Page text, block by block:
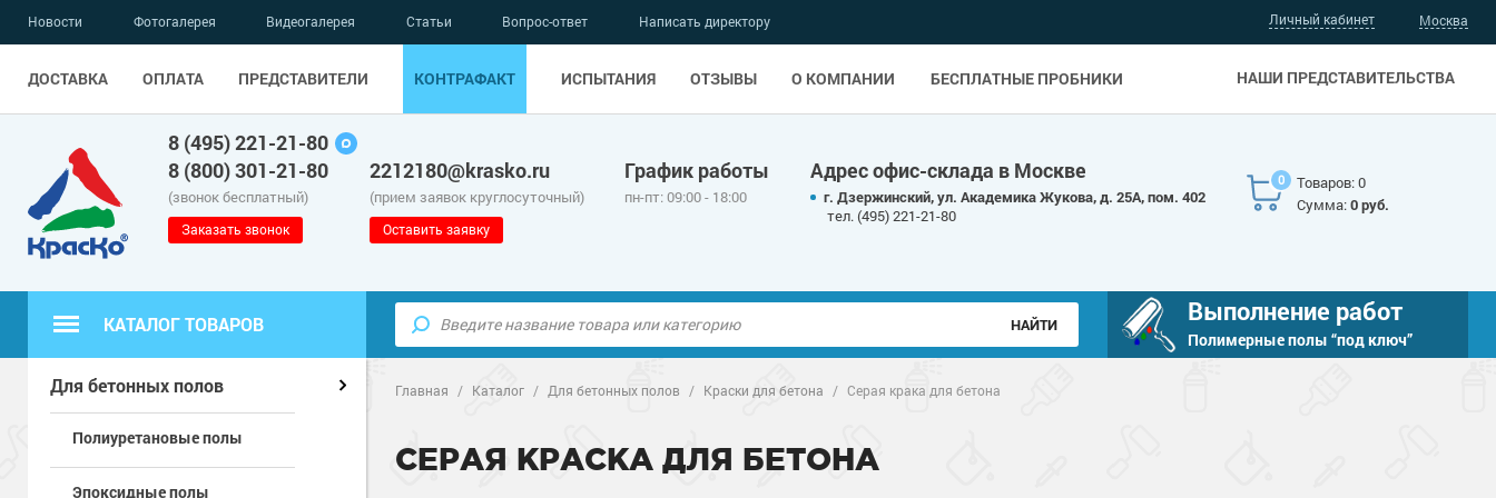
Личный кабинет
НАШИ ПРЕДСТАВИТЕЛЬСТВА
Новости Фотогалерея Видеогалерея Статьи Вопрос-ответ Написать директору
ДОСТАВКА ОПЛАТА ПРЕДСТАВИТЕЛИ КОНТРАФАКТ ИСПЫТАНИЯ ОТЗЫВЫ О КОМПАНИИ БЕСПЛАТНЫЕ ПРОБНИКИ
Москва
8 (495) 221-21-80
8 (800) 301-21-80
(звонок бесплатный)
Заказать звонок
2212180@krasko.ru
(прием заявок круглосуточный)
Оставить заявку
График работы
пн-пт: 09:00 - 18:00
Адрес офис-склада в Москве
г. Дзержинский, ул. Академика Жукова, д. 25А, пом. 402
тел. (495) 221-21-80
0
Товаров: 0
Сумма:0 руб.
КАТАЛОГ ТОВАРОВ Выполнение работ
Полимерные полы “под ключ”
Полимерные наливные полы Полиуретановые полы
Для бетонных полов
Главная / Каталог / Для бетонных полов / Краски для бетона / Серая крака для бетона
СЕРАЯ КРАСКА ДЛЯ БЕТОНА
Для бетонных полов
Полиуретановые полы
Эпоксидные полы